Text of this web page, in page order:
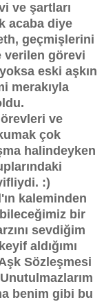
ve şartları
acaba diye
geçmişlerini
verilen görevi
eski aşkın
merakıyla
ve
çok
halindeyken
:)
kaleminden
bir
sevdiğim
aldığımı
Sözleşmesi
benim gibi bu